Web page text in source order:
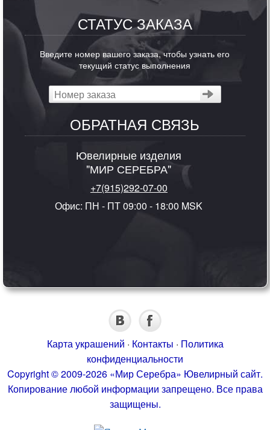
СТАТУС ЗАКАЗА
Введите номер вашего заказа, чтобы узнать его
текущий статус выполнения
ОБРАТНАЯ СВЯЗЬ
Ювелирные изделия
"МИР СЕРЕБРА"
+7(915)292-07-00
Офис: ПН - ПТ 09:00 - 18:00 MSK
Карта украшений · Контакты · Политика
конфиденциальности
Copyright © 2009-2026 «Мир Серебра» Ювелирный сайт.
Копирование любой информации запрещено. Все права
защищены.